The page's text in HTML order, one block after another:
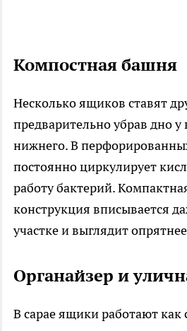
Компостная башня
Несколько ящиков ставят
предварительно убрав дно у
нижнего. В
постоянно циркулирует
работу бактерий.
конструкция вписывается
участке и выглядит
Органайзер и
В сарае ящики работают как